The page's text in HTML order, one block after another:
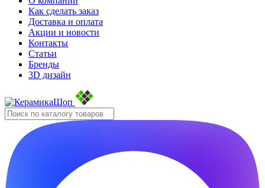
Как сделать заказ
Доставка и оплата
Акции и новости
Контакты
Статьи
Бренды
3D дизайн